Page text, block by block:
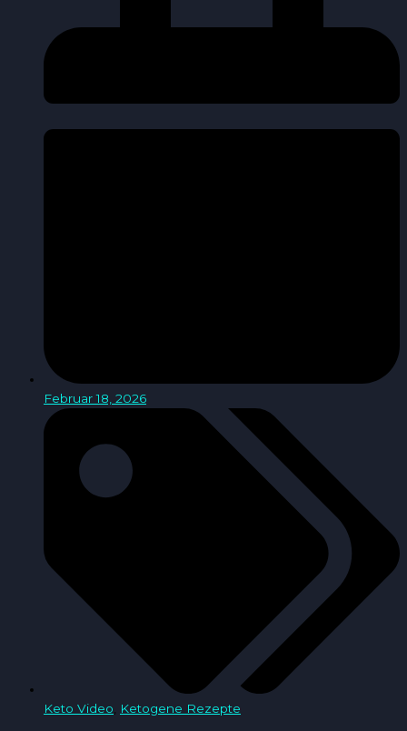
Februar 18, 2026
Keto Video Ketogene Rezepte